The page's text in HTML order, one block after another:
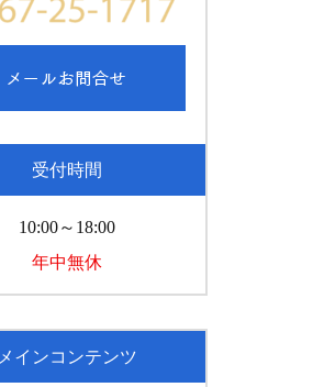
受付時間
10:00～18:00
年中無休
メインコンテンツ